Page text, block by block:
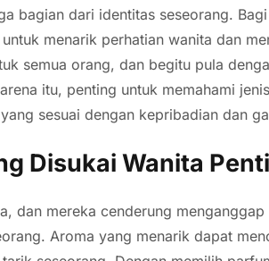
bagian dari identitas seseorang.
menarik perhatian wanita dan
semua orang, dan begitu pula
itu, penting untuk memahami
sesuai dengan kepribadian dan
Disukai Wanita
dan mereka cenderung
Aroma yang menarik dapat